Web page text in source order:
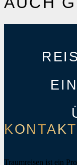
KONTAKT
Traumreisen ist ein